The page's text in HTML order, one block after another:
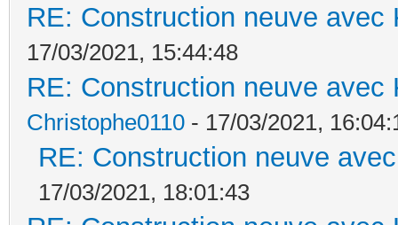
RE: Construction neuve avec
17/03/2021, 15:44:48
RE: Construction neuve avec
Christophe0110 - 17/03/2021,
RE: Construction neuve
17/03/2021, 18:01:43